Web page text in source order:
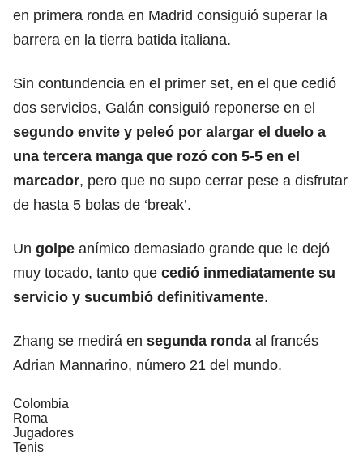
en primera ronda en Madrid consiguió superar la
barrera en la tierra batida italiana.
Sin contundencia en el primer set, en el que cedió
dos servicios, Galán consiguió reponerse en el
segundo envite y peleó por alargar el duelo a
una tercera manga que rozó con 5-5 en el
marcador, pero que no supo cerrar pese a disfrutar
de hasta 5 bolas de ‘break’.
Un golpe anímico demasiado grande que le dejó
muy tocado, tanto que cedió inmediatamente su
servicio y sucumbió definitivamente.
Zhang se medirá en segunda ronda al francés
Adrian Mannarino, número 21 del mundo.
Colombia
Roma
Jugadores
Tenis